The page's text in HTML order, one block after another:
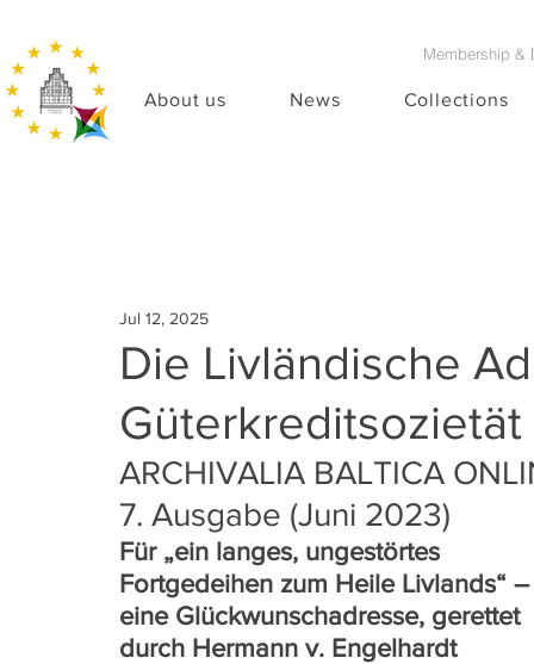
About us News Collections
Membership &
Die Livländische
Güterkreditsozietät
Jul 12, 2025
ARCHIVALIA BALTICA
7. Ausgabe (Juni 2023)
Für „ein langes, ungestörtes
Fortgedeihen zum Heile Livlands“
eine Glückwunschadresse, gerettet
durch Hermann v. Engelhardt